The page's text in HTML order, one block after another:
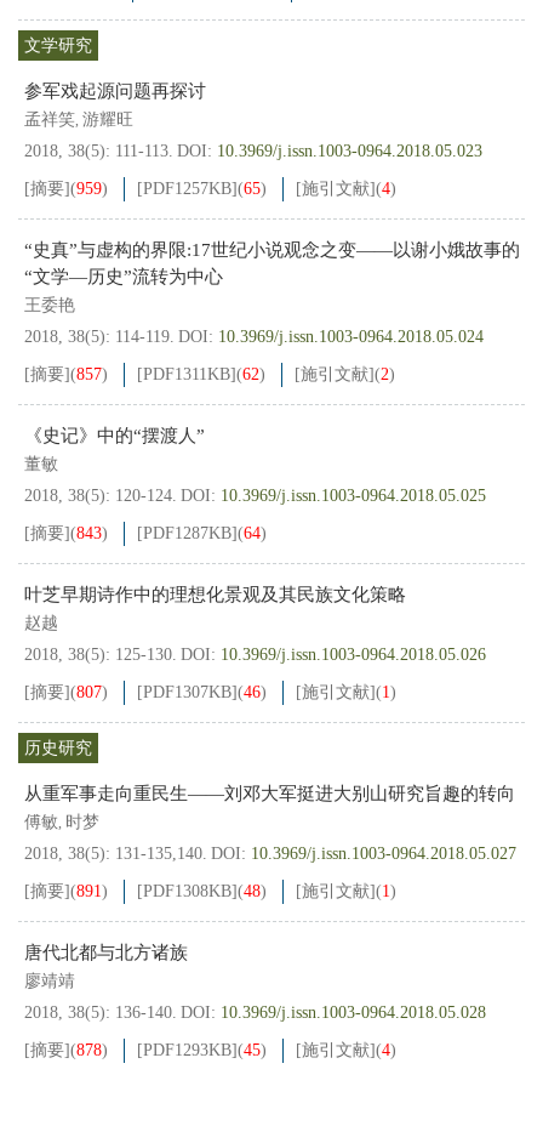
文学研究
参军戏起源问题再探讨
孟祥笑, 游耀旺
2018, 38(5): 111-113. DOI: 10.3969/j.issn.1003-0964.2018.05.023
[摘要](959) [PDF1257KB](65) [施引文献](4)
“史真”与虚构的界限:17世纪小说观念之变——以谢小娥故事的
“文学—历史”流转为中心
王委艳
2018, 38(5): 114-119. DOI: 10.3969/j.issn.1003-0964.2018.05.024
[摘要](857) [PDF1311KB](62) [施引文献](2)
《史记》中的“摆渡人”
董敏
2018, 38(5): 120-124. DOI: 10.3969/j.issn.1003-0964.2018.05.025
[摘要](843) [PDF1287KB](64)
叶芝早期诗作中的理想化景观及其民族文化策略
赵越
2018, 38(5): 125-130. DOI: 10.3969/j.issn.1003-0964.2018.05.026
[摘要](807) [PDF1307KB](46) [施引文献](1)
历史研究
从重军事走向重民生——刘邓大军挺进大别山研究旨趣的转向
傅敏, 时梦
2018, 38(5): 131-135,140. DOI: 10.3969/j.issn.1003-0964.2018.05.027
[摘要](891) [PDF1308KB](48) [施引文献](1)
唐代北都与北方诸族
廖靖靖
2018, 38(5): 136-140. DOI: 10.3969/j.issn.1003-0964.2018.05.028
[摘要](878) [PDF1293KB](45) [施引文献](4)